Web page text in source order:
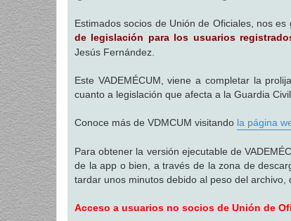
Estimados socios de Unión de Oficiales, nos
de legislación para los usuarios
Jesús Fernández.
Este VADEMÉCUM, viene a completar la
cuanto a legislación que afecta a la Guardia Civil.
Conoce más de VDMCUM visitando la página
Para obtener la versión ejecutable de
de la app o bien, a través de la zona de
tardar unos minutos debido al peso del
Acceso a usuarios no socios de Unión de